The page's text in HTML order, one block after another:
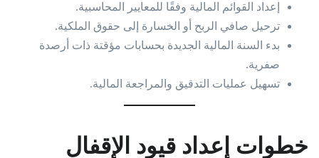
إعداد القوائم المالية وفقًا للمعايير المحاسبية.
ترحيل صافي الربح أو الخسارة إلى حقوق الملكية.
بدء السنة المالية الجديدة بحسابات مؤقتة ذات أرصدة
صفرية.
تسهيل عمليات التدقيق والمراجعة المالية.
خطوات إعداد قيود الإقفال